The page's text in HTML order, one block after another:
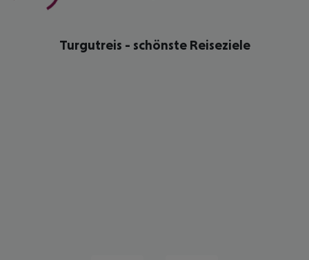
Turgutreis - schönste Reiseziele